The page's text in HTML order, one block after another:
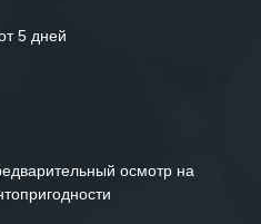
5 дней
осмотр на